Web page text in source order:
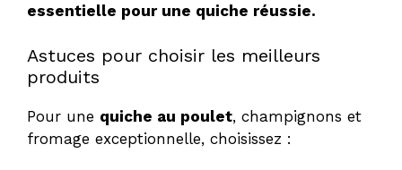
essentielle pour une quiche réussie.
Astuces pour choisir les meilleurs
produits
Pour une quiche au poulet, champignons et
fromage exceptionnelle, choisissez :